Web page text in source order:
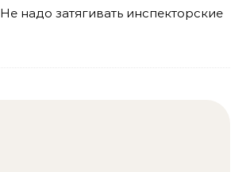
Не надо затягивать инспекторские